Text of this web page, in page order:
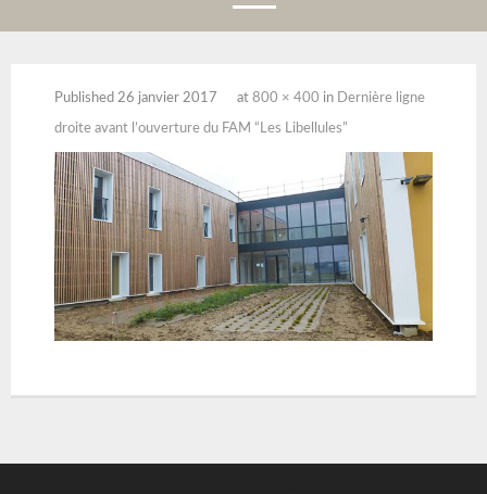
Published 26 janvier 2017 at 800 × 400 in Dernière ligne
droite avant l’ouverture du FAM “Les Libellules”